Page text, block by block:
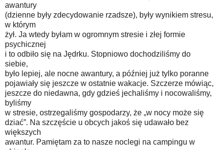
awantury
(dzienne były zdecydowanie rzadsze), były wynikiem stresu,
w którym
żył. Ja wtedy byłam w ogromnym stresie i złej formie
psychicznej
i to odbiło się na Jędrku. Stopniowo dochodziliśmy do
siebie,
było lepiej, ale nocne awantury, a później już tylko poranne
pojawiały się jeszcze w ostatnie wakacje. Szczerze mówiąc,
jeszcze do niedawna, gdy gdzieś jechaliśmy i nocowaliśmy,
byliśmy
w stresie, ostrzegaliśmy gospodarzy, że „w nocy może się
dziać”. Na szczęście u obcych jakoś się udawało bez
większych
awantur. Pamiętam za to nasze noclegi na campingu w